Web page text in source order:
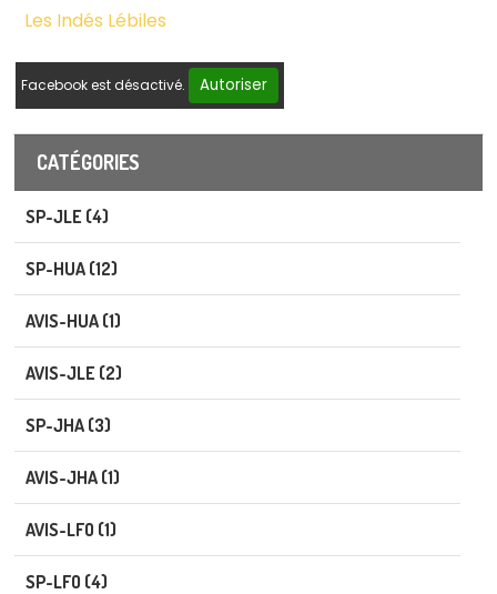
Les Indés Lébiles
Facebook est désactivé. Autoriser
CATÉGORIES
SP-JLE (4)
SP-HUA (12)
AVIS-HUA (1)
AVIS-JLE (2)
SP-JHA (3)
AVIS-JHA (1)
AVIS-LFO (1)
SP-LFO (4)